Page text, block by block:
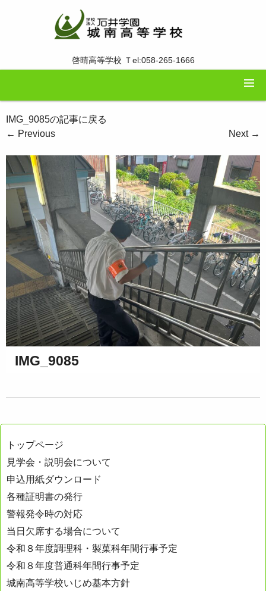
啓晴高等学校 Ｔel:058-265-1666
IMG_9085の記事に戻る
← Previous Next →
IMG_9085
トップページ
見学会・説明会について
申込用紙ダウンロード
各種証明書の発行
警報発令時の対応
当日欠席する場合について
令和８年度調理科・製菓科年間行事予定
令和８年度普通科年間行事予定
城南高等学校いじめ基本方針